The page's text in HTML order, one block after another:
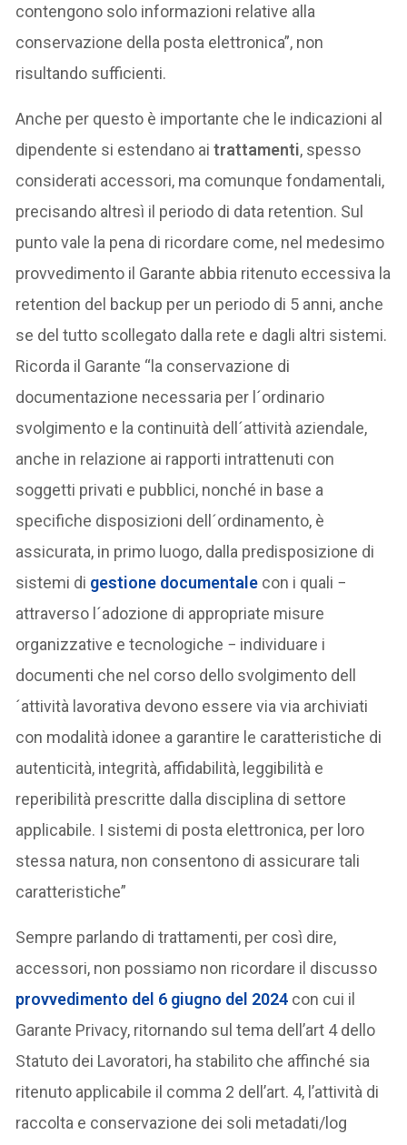
contengono solo informazioni relative alla
conservazione della posta elettronica”, non
risultando sufficienti.
Anche per questo è importante che le indicazioni al
dipendente si estendano aitrattamenti, spesso
considerati accessori, ma comunque fondamentali,
precisando altresì il periodo di data retention. Sul
punto vale la pena di ricordare come, nel medesimo
provvedimento il Garante abbia ritenuto eccessiva la
retention del backup per un periodo di 5 anni, anche
se del tutto scollegato dalla rete e dagli altri sistemi.
Ricorda il Garante “la conservazione di
documentazione necessaria per l´ordinario
svolgimento e la continuità dell´attività aziendale,
anche in relazione ai rapporti intrattenuti con
soggetti privati e pubblici, nonché in base a
specifiche disposizioni dell´ordinamento, è
assicurata, in primo luogo, dalla predisposizione di
sistemi di gestione documentale con i quali −
attraverso l´adozione di appropriate misure
organizzative e tecnologiche − individuare i
documenti che nel corso dello svolgimento dell
´attività lavorativa devono essere via via archiviati
con modalità idonee a garantire le caratteristiche di
autenticità, integrità, affidabilità, leggibilità e
reperibilità prescritte dalla disciplina di settore
applicabile. I sistemi di posta elettronica, per loro
stessa natura, non consentono di assicurare tali
caratteristiche”
Sempre parlando di trattamenti, per così dire,
accessori, non possiamo non ricordare il discusso
provvedimento del 6 giugno del 2024 con cui il
Garante Privacy, ritornando sul tema dell’art 4 dello
Statuto dei Lavoratori, ha stabilito che affinché sia
ritenuto applicabile il comma 2 dell’art. 4, l’attività di
raccolta e conservazione dei soli metadati/log